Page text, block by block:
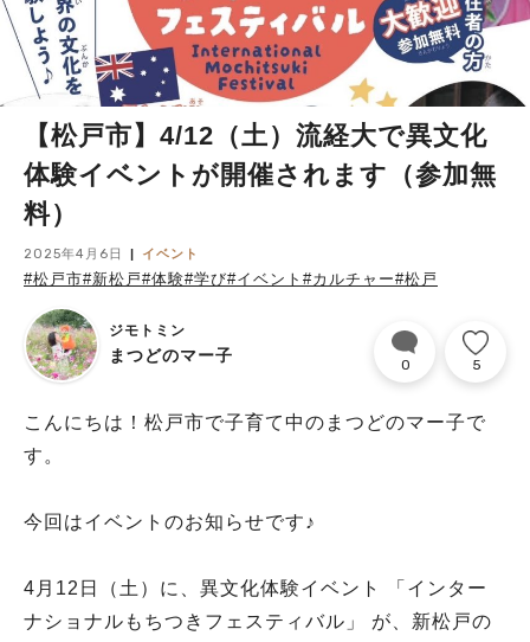
【松戸市】4/12（土）流経大で異文化
体験イベントが開催されます（参加無
料）
2025年4月6日 イベント
#松戸市#新松戸#体験#学び#イベント #カルチャー#松戸
ジモトミン
まつどのマー子 0 5
こんにちは！松戸市で子育て中のまつどのマー子で
す。
今回はイベントのお知らせです♪
4月12日（土）に、異文化体験イベント 「インター
ナショナルもちつきフェスティバル」 が、新松戸の